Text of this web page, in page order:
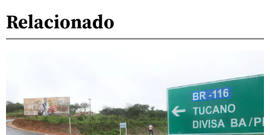
Relacionado